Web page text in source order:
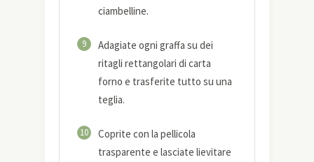
ciambelline.
9
Adagiate ogni graffa su dei
ritagli rettangolari di carta
forno e trasferite tutto su una
teglia.
10
Coprite con la pellicola
trasparente e lasciate lievitare